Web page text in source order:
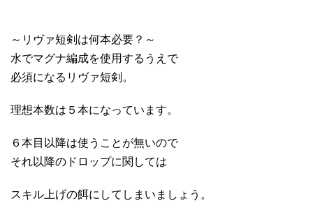
～リヴァ短剣は何本必要？～
水でマグナ編成を使用するうえで
必須になるリヴァ短剣。
理想本数は５本になっています。
６本目以降は使うことが無いので
それ以降のドロップに関しては
スキル上げの餌にしてしまいましょう。